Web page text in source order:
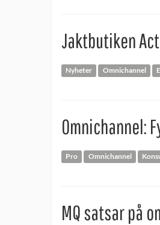
Jaktbutiken
Nyheter Omnichannel
Omnichannel:
Pro Omnichannel
MQ satsar på